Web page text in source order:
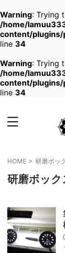
Warning: Trying
/home/
content/plugins/
line 34
Warning: Trying
/home/
content/plugins/
line 34
HOME > 研磨ボッ
研磨ボック